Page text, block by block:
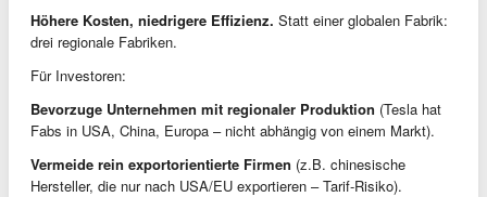
Höhere Kosten, niedrigere Effizienz. Statt einer globalen Fabrik:
drei regionale Fabriken.
Für Investoren:
Bevorzuge Unternehmen mit regionaler Produktion (Tesla hat
Fabs in USA, China, Europa – nicht abhängig von einem Markt).
Vermeide rein exportorientierte Firmen (z.B. chinesische
Hersteller, die nur nach USA/EU exportieren – Tarif-Risiko).